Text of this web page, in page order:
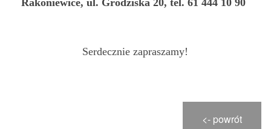
Serdecznie zapraszamy!
<- powrót